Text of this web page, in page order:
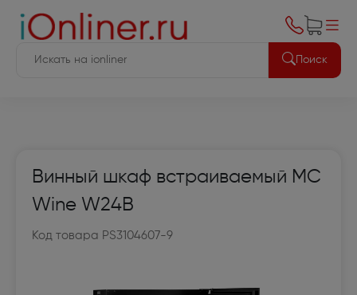
Поиск
Винный шкаф встраиваемый MC
Wine W24B
Код товара PS3104607-9